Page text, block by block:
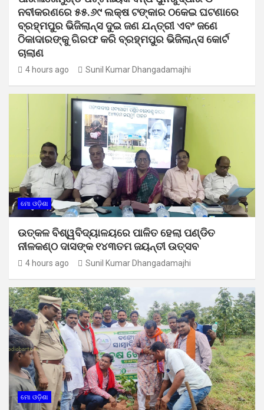
ନବୀକରଣରେ ୫୫.୬୯ ଲକ୍ଷ ଟଙ୍କାର ଠକେଇ ଘଟଣାରେ
ବ୍ରହ୍ମପୁର ଭିଜିଲାନ୍ସ ଦୁଇ ଜଣ ଯନ୍ତ୍ରୀ ଏବଂ ଜଣେ
ଠିକାଦାରଙ୍କୁ ଗିରଫ କରି ବ୍ରହ୍ମପୁର ଭିଜିଲାନ୍ସ କୋର୍ଟ
ଚାଲାଣ
4 hours ago Sunil Kumar Dhangadamajhi
ମୋ ଓଡ଼ିଶା
ଉତ୍କଳ ବିଶ୍ୱବିଦ୍ୟାଳୟରେ ପାଳିତ ହେଲା ପଣ୍ଡିତ
ନୀଳକଣ୍ଠ ଦାସଙ୍କ ୧୪୩ତମ ଜୟନ୍ତୀ ଉତ୍ସବ
4 hours ago Sunil Kumar Dhangadamajhi
ମୋ ଓଡ଼ିଶା